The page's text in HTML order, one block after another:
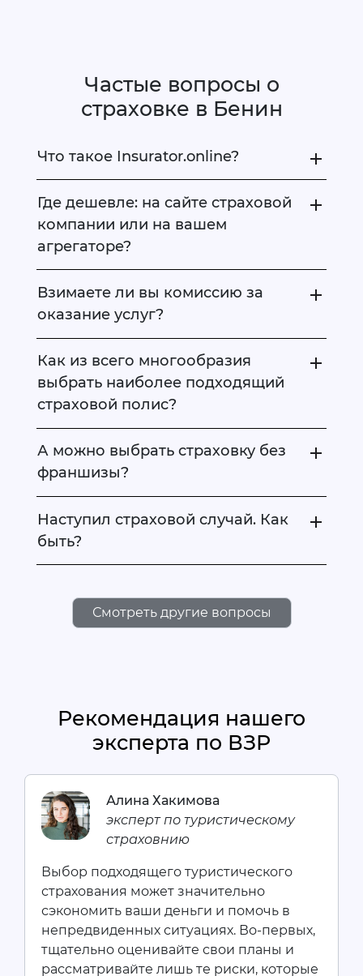
Частые вопросы о
страховке в Бенин
Что такое Insurator.online?
Где дешевле: на сайте страховой
компании или на вашем
агрегаторе?
Взимаете ли вы комиссию за
оказание услуг?
Как из всего многообразия
выбрать наиболее подходящий
страховой полис?
А можно выбрать страховку без
франшизы?
Наступил страховой случай. Как
быть?
Смотреть другие вопросы
Рекомендация нашего
эксперта по ВЗР
Алина Хакимова
эксперт по туристическому
страховнию
Выбор подходящего туристического
страхования может значительно
сэкономить ваши деньги и помочь в
непредвиденных ситуациях. Во-первых,
тщательно оценивайте свои планы и
рассматривайте лишь те риски, которые